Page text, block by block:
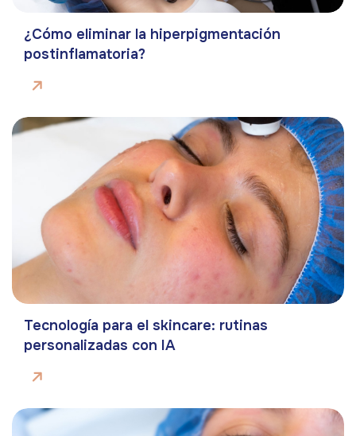
¿Cómo eliminar la hiperpigmentación
postinflamatoria?
Tecnología para el skincare: rutinas
personalizadas con IA